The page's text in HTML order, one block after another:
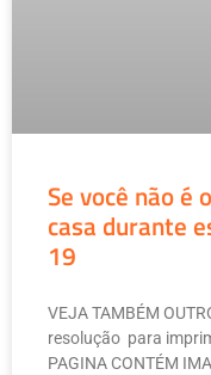
Se você não é
casa durante
19
VEJA TAMBÉM
resolução para
PAGINA CONTÉM